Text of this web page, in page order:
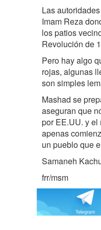
Las
Imam Reza
los patios
Revolución de
Pero hay algo
rojas, algunas
son simples
Mashad se
aseguran que
por EE.UU. y el
apenas
un pueblo que
Samaneh
frr/msm